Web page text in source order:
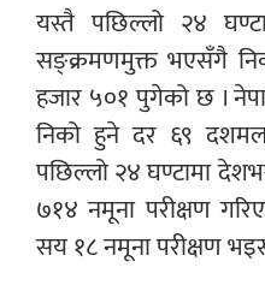
यस्तै पछिल्लो २४
सङ्क्रमणमुक्त भएसँगै
हजार ५०१ पुगेको छ ।
निको हुने दर ६९
पछिल्लो २४ घण्टामा
७१४ नमूना परीक्षण
सय १८ नमूना परीक्षण